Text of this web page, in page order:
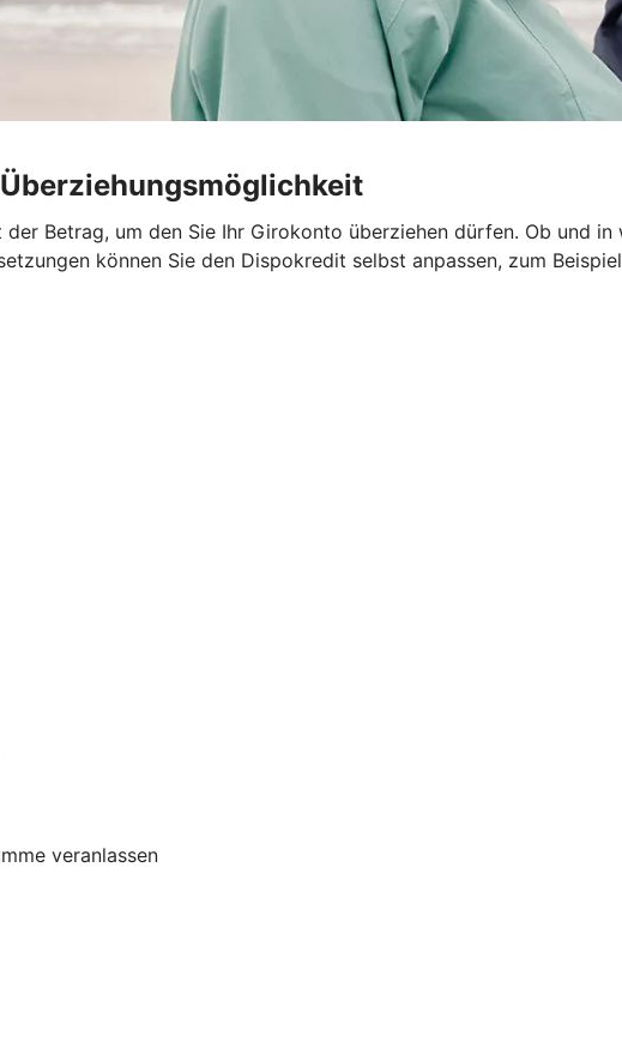
Betrag, um den Sie Ihr Girokonto überziehen dürfen. Ob und
können Sie den Dispokredit selbst anpassen, zum
veranlassen